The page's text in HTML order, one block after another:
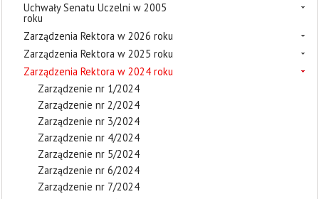
Uchwały Senatu Uczelni w 2005
roku
Zarządzenia Rektora w 2026 roku
Zarządzenia Rektora w 2025 roku
Zarządzenia Rektora w 2024 roku
Zarządzenie nr 1/2024
Zarządzenie nr 2/2024
Zarządzenie nr 3/2024
Zarządzenie nr 4/2024
Zarządzenie nr 5/2024
Zarządzenie nr 6/2024
Zarządzenie nr 7/2024